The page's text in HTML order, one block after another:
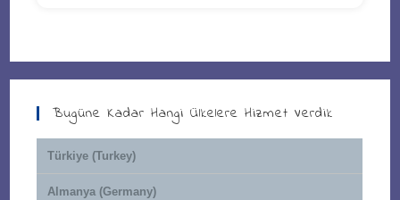
Bugüne Kadar Hangi Ülkelere Hizmet Verdik
Türkiye (Turkey)
Almanya (Germany)